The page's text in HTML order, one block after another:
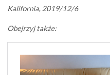
Kalifornia, 2019/12/6
Obejrzyj także: